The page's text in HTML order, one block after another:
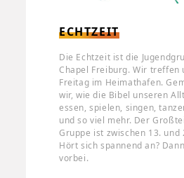
ECHTZEIT
Die Echtzeit ist die
Chapel Freiburg. Wir treffen
Freitag im Heimathafen.
wir, wie die Bibel unseren
essen, spielen, singen,
und so viel mehr. Der
Gruppe ist zwischen 13. und
Hört sich spannend an?
vorbei.